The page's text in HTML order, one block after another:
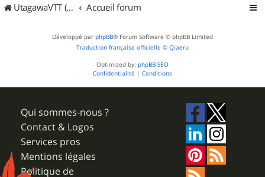
UtagawaVTT (Randos VTT et VTTAE avec traces GPS) Accueil forum
Développé par phpBB® Forum Software © phpBB Limited
Traduction française officielle © Qiaeru
Optimized by: phpBB SEO
Confidentialité | Conditions
Qui sommes-nous ?
Contact & Logos
Services pros
Mentions légales
Politique de